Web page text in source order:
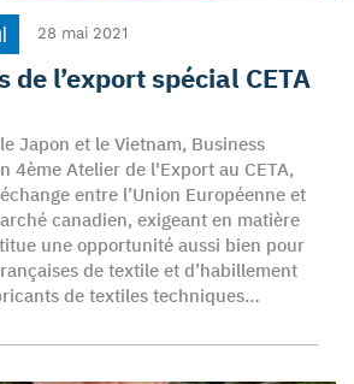
28 mai 2021
de l’export spécial CETA
Japon et le Vietnam, Business
4ème Atelier de l'Export au CETA,
entre l’Union Européenne et
canadien, exigeant en matière
une opportunité aussi bien pour
de textile et d’habillement
de textiles techniques…